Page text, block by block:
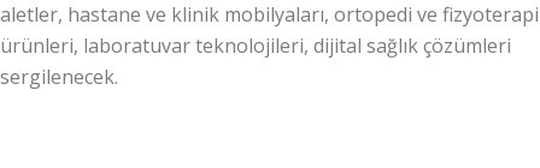
aletler, hastane ve klinik mobilyaları, ortopedi ve fizyoterapi
ürünleri, laboratuvar teknolojileri, dijital sağlık çözümleri
sergilenecek.